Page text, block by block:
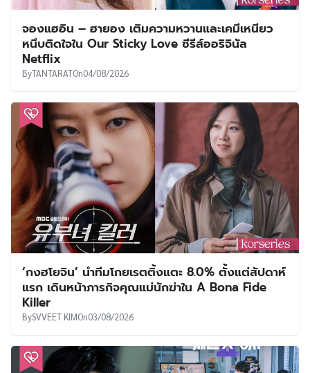
จองแฮอิน – ฮายอง เติมความหวานและเคมีเหนียว
หนึบติดใจใน Our Sticky Love ซีรีส์ออริจินัล
Netflix
ByTANTARATOn04/08/2026
‘กงฮโยจิน’ นำทีมโกยเรตติ้งแตะ 8.0% ตั้งแต่สัปดาห์
แรก เดินหน้าภารกิจคุณแม่นักฆ่าใน A Bona Fide
Killer
BySVVEET KIMOn03/08/2026